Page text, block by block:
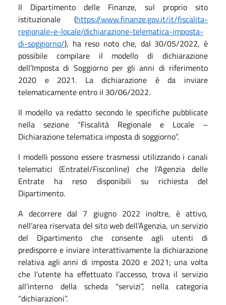
Il Dipartimento delle Finanze, sul proprio sito
istituzionale (https://www.finanze.gov.it/it/fiscalita-
regionale-e-locale/dichiarazione-telematica-imposta-
di-soggiorno/), ha reso noto che, dal 30/05/2022, è
possibile compilare il modello di dichiarazione
dell’Imposta di Soggiorno per gli anni di riferimento
2020 e 2021. La dichiarazione è da inviare
telematicamente entro il 30/06/2022.
Il modello va redatto secondo le specifiche pubblicate
nella sezione “Fiscalità Regionale e Locale –
Dichiarazione telematica imposta di soggiorno”.
I modelli possono essere trasmessi utilizzando i canali
telematici (Entratel/Fisconline) che l’Agenzia delle
Entrate ha reso disponibili su richiesta del
Dipartimento.
A decorrere dal 7 giugno 2022 inoltre, è attivo,
nell’area riservata del sito web dell’Agenzia, un servizio
del Dipartimento che consente agli utenti di
predisporre e inviare interattivamente la dichiarazione
relativa agli anni di imposta 2020 e 2021; una volta
che l’utente ha effettuato l’accesso, trova il servizio
all’interno della scheda “servizi”, nella categoria
“dichiarazioni”.